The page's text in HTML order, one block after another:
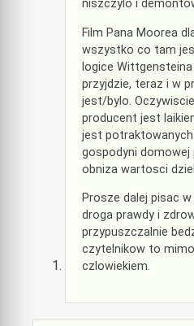
niszczylo i
Film Pana Moorea
wszystko co tam
logice
przyjdzie, teraz i w
jest/bylo.
producent jest
jest
gospodyni domowej
obniza wartosci
Prosze dalej pisac
droga prawdy i
przypuszczalnie
czytelnikow to
czlowiekiem.